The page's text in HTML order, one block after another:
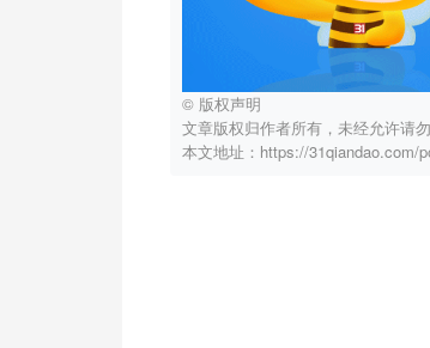
© 版权声明
文章版权归作者所有，未经允许请勿
本文地址：https://31qiandao.com/